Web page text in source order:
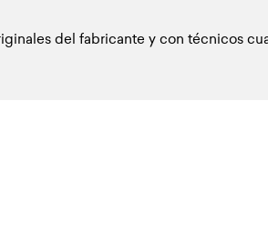
del fabricante y con técnicos